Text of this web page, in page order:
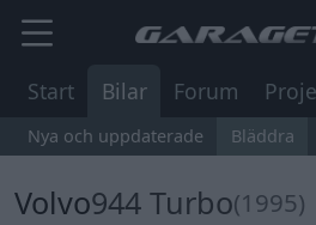
Start Bilar Forum
Nya och uppdaterade Bläddra
Volvo944 Turbo(1995)